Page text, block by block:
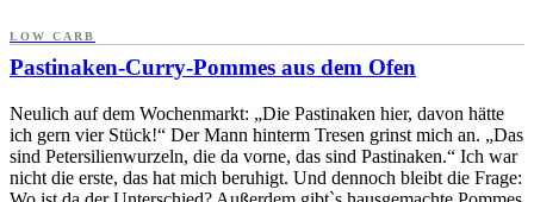
LOW CARB
Pastinaken-Curry-Pommes aus dem Ofen
Neulich auf dem Wochenmarkt: „Die Pastinaken hier, davon hätte
ich gern vier Stück!“ Der Mann hinterm Tresen grinst mich an. „Das
sind Petersilienwurzeln, die da vorne, das sind Pastinaken.“ Ich war
nicht die erste, das hat mich beruhigt. Und dennoch bleibt die Frage: